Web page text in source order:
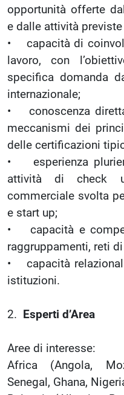
opportunità offerte
e dalle attività
• capacità di
lavoro, con
specifica domanda
internazionale;
• conoscenza
meccanismi dei
delle certificazioni
• esperienza
attività di check
commerciale svolta
e start up;
• capacità e
raggruppamenti, reti
• capacità
istituzioni.
2. Esperti d’Area
Aree di interesse:
Africa (Angola,
Senegal, Ghana,